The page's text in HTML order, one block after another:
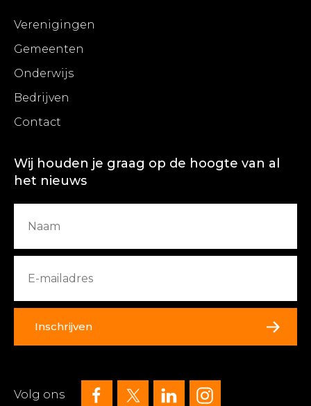
Verenigingen
Gemeenten
Onderwijs
Bedrijven
Contact
Wij houden je graag op de hoogte van al
het nieuws
Inschrijven
Volg ons